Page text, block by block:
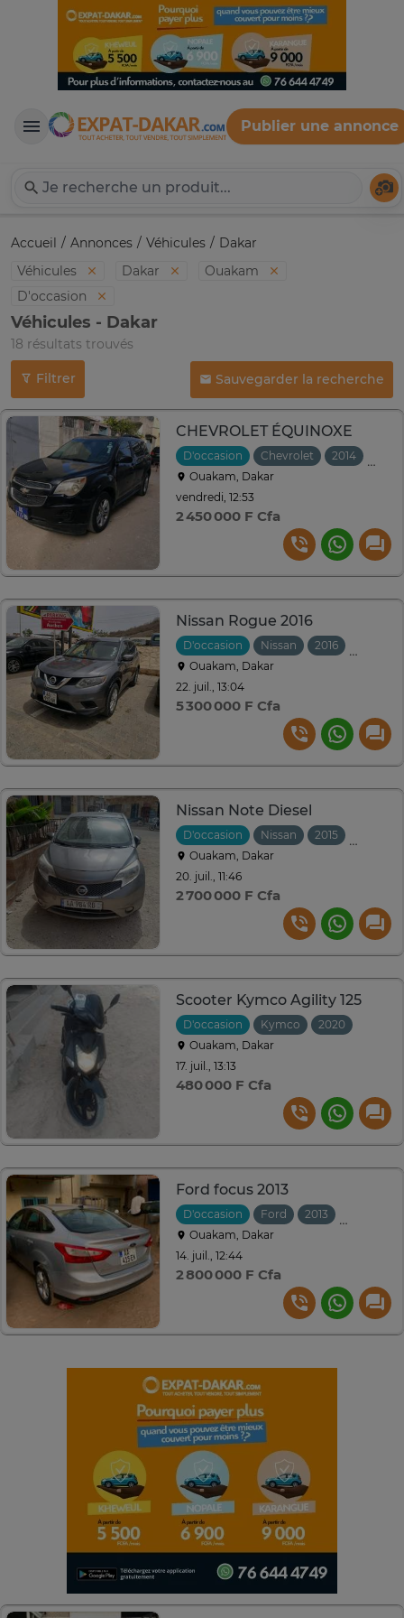
Expat-Dakar
Publier une annonce
Accueil Annonces Véhicules
Dakar
Véhicules
Dakar
Ouakam
D'occasion
Véhicules - Dakar
18 résultats trouvés
Filtrer Sauvegarder la recherche
CHEVROLET ÉQUINOXE
D'occasion Chevrolet 2014
Ouakam, Dakar
vendredi, 12:53
2 450 000 F Cfa
Nissan Rogue 2016
D'occasion Nissan 2016
Ouakam, Dakar
22. juil., 13:04
5 300 000 F Cfa
Nissan Note Diesel
D'occasion Nissan 2015
Ouakam, Dakar
20. juil., 11:46
2 700 000 F Cfa
Scooter Kymco Agility 125
D'occasion Kymco
2020
Ouakam, Dakar
17. juil., 13:13
480 000 F Cfa
Ford focus 2013
D'occasion Ford 2013
Ouakam, Dakar
14. juil., 12:44
2 800 000 F Cfa